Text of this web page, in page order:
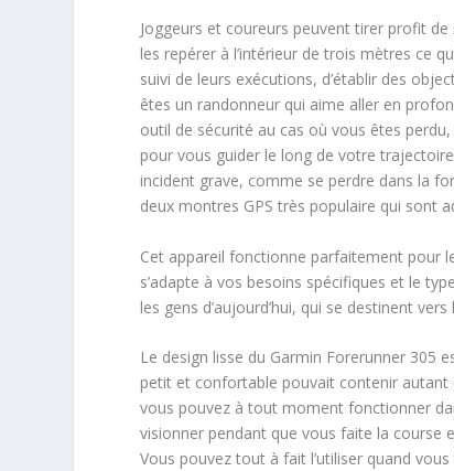
Joggeurs et coureurs peuvent tirer profit
les repérer à l’intérieur de trois mètres ce
suivi de leurs exécutions, d’établir des
êtes un randonneur qui aime aller en
outil de sécurité au cas où vous êtes
pour vous guider le long de votre
incident grave, comme se perdre dans la
deux montres GPS très populaire qui sont
Cet appareil fonctionne parfaitement pour
s’adapte à vos besoins spécifiques et le
les gens d’aujourd’hui, qui se destinent
Le design lisse du Garmin Forerunner 305
petit et confortable pouvait contenir autant
vous pouvez à tout moment fonctionner
visionner pendant que vous faite la course
Vous pouvez tout à fait l’utiliser quand